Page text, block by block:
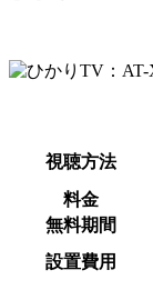
視聴方法
料金
無料期間
設置費用